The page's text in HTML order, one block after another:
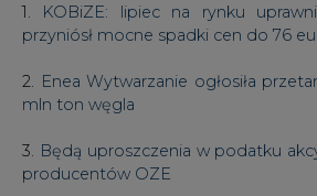
1. KOBiZE: lipiec na rynku
przyniósł mocne spadki cen do 76
2.
Enea Wytwarzanie ogłosiła
mln ton węgla
3.
Będą uproszczenia w podatku
producentów OZE